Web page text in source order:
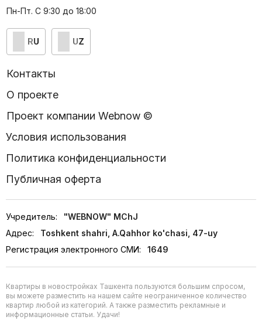
Пн-Пт. С 9:30 до 18:00
RU UZ
Контакты
О проекте
Проект компании Webnow ©
Условия использования
Политика конфиденциальности
Публичная оферта
Учредитель:
"WEBNOW" MChJ
Адрес:
Toshkent shahri, A.Qahhor ko'chasi, 47-uy
Регистрация электронного СМИ:
1649
Квартиры в новостройках Ташкента пользуются большим спросом,
вы можете разместить на нашем сайте неограниченное количество
квартир любой из категорий. А также разместить рекламные и
информационные статьи. Удачи!